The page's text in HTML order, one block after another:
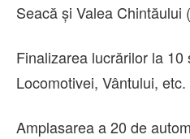
Seacă și Valea Chintăului
Finalizarea lucrărilor la
Locomotivei, Vântului,
Amplasarea a 20 de